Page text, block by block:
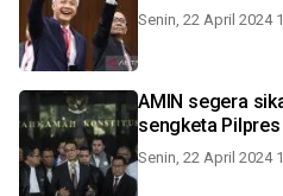
Senin, 22 April 2024
AMIN segera
sengketa Pilpres
Senin, 22 April 2024